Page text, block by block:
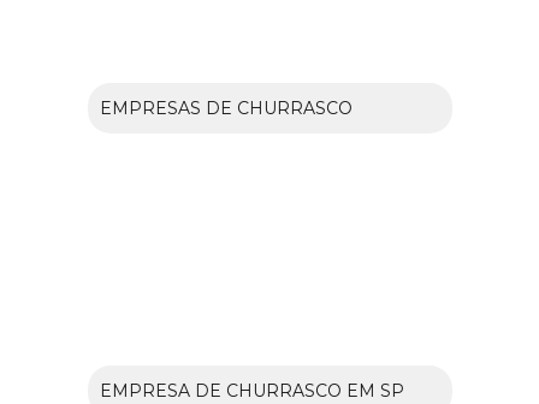
EMPRESAS DE CHURRASCO
EMPRESA DE CHURRASCO EM SP